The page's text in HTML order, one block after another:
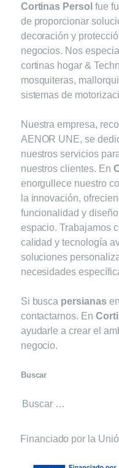
Cortinas Persol fue
de proporcionar
decoración y
negocios. Nos
cortinas hogar &
mosquiteras,
sistemas de
Nuestra empresa,
AENOR UNE, se
nuestros servicios
nuestros clientes. En
enorgullece nuestro
la innovación,
funcionalidad y
espacio. Trabajamos
calidad y tecnología
soluciones
necesidades
Si busca persianas en
contactarnos. En
ayudarle a crear el
negocio.
Buscar
Buscar:
Financiado por la